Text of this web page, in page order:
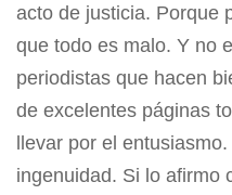
acto de justicia. Porque
que todo es malo. Y no
periodistas que hacen
de excelentes páginas
llevar por el
ingenuidad. Si lo afirmo